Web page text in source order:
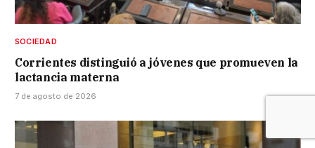
SOCIEDAD
Corrientes distinguió a jóvenes que promueven la
lactancia materna
7 de agosto de 2026